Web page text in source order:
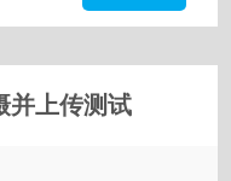
并上传测试